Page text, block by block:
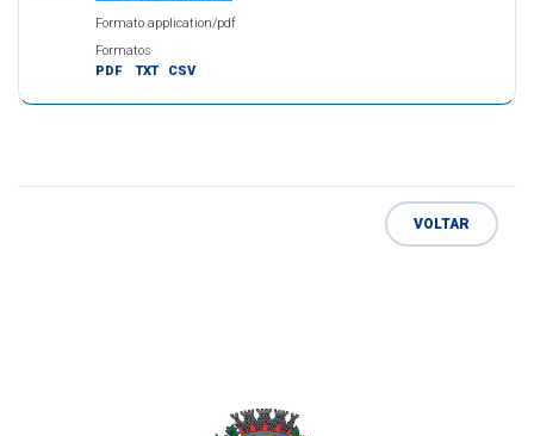
Formato application/pdf
Formatos
PDF
TXT CSV
VOLTAR